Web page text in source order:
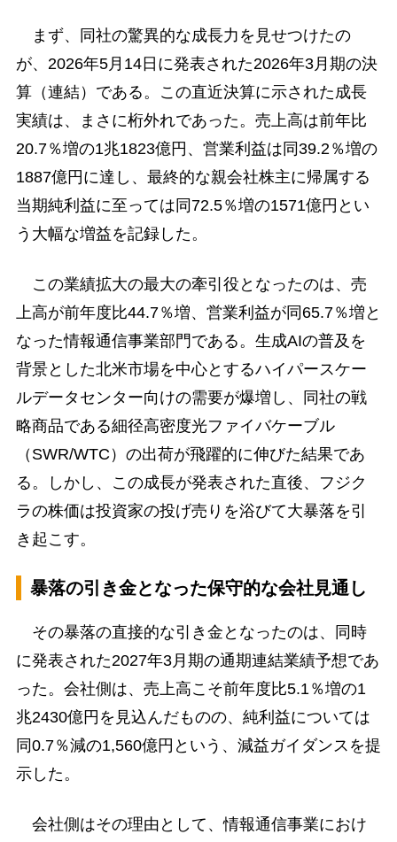
まず、同社の驚異的な成長力を見せつけたの
が、2026年5月14日に発表された2026年3月期の決
算（連結）である。この直近決算に示された成長
実績は、まさに桁外れであった。売上高は前年比
20.7％増の1兆1823億円、営業利益は同39.2％増の
1887億円に達し、最終的な親会社株主に帰属する
当期純利益に至っては同72.5％増の1571億円とい
う大幅な増益を記録した。
この業績拡大の最大の牽引役となったのは、売
上高が前年度比44.7％増、営業利益が同65.7％増と
なった情報通信事業部門である。生成AIの普及を
背景とした北米市場を中心とするハイパースケー
ルデータセンター向けの需要が爆増し、同社の戦
略商品である細径高密度光ファイバケーブル
（SWR/WTC）の出荷が飛躍的に伸びた結果であ
る。しかし、この成長が発表された直後、フジク
ラの株価は投資家の投げ売りを浴びて大暴落を引
き起こす。
暴落の引き金となった保守的な会社見通し
その暴落の直接的な引き金となったのは、同時
に発表された2027年3月期の通期連結業績予想であ
った。会社側は、売上高こそ前年度比5.1％増の1
兆2430億円を見込んだものの、純利益については
同0.7％減の1,560億円という、減益ガイダンスを提
示した。
会社側はその理由として、情報通信事業におけ